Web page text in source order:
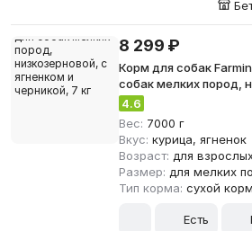
8 299 ₽
Корм для собак
собак мелких пород,
ягненком и черникой, 7
4.6
Вес: 7000 г
Вкус: курица, ягненок
Возраст: для
Размер: для мелких
Тип корма: сухой корм
Есть